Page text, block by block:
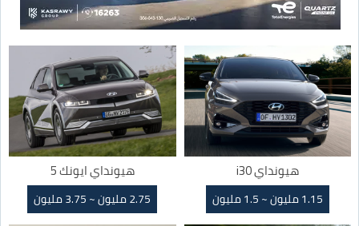
هيونداي i30
1.15 مليون ~ 1.5 مليون
هيونداي ايونك 5
2.75 مليون ~ 3.75 مليون